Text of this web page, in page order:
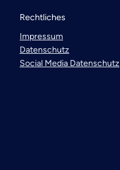
Rechtliches
Impressum
Datenschutz
Social Media Datenschutz